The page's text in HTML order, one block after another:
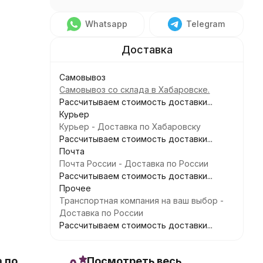
Whatsapp Telegram
Самовывоз
Самовывоз со склада в Хабаровске.
Рассчитываем стоимость доставки...
Курьер
Курьер - Доставка по Хабаровску
Рассчитываем стоимость доставки...
Почта
Почта России - Доставка по России
Рассчитываем стоимость доставки...
Прочее
Транспортная компания на ваш выбор -
Доставка по России
Рассчитываем стоимость доставки...